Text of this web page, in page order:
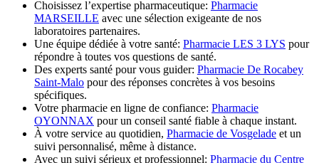
Choisissez l’expertise pharmaceutique: Pharmacie
MARSEILLE avec une sélection exigeante de nos
laboratoires partenaires.
Une équipe dédiée à votre santé: Pharmacie LES 3 LYS pour
répondre à toutes vos questions de santé.
Des experts santé pour vous guider: Pharmacie De Rocabey
Saint-Malo pour des réponses concrètes à vos besoins
spécifiques.
Votre pharmacie en ligne de confiance: Pharmacie
OYONNAX pour un conseil santé fiable à chaque instant.
À votre service au quotidien, Pharmacie de Vosgelade et un
suivi personnalisé, même à distance.
Avec un suivi sérieux et professionnel: Pharmacie du Centre